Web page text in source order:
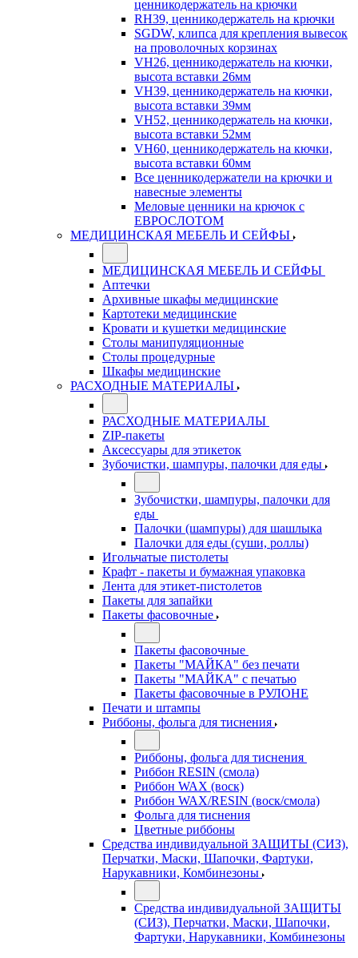
ценникодержатель на крючки
RH39, ценникодержатель на крючки
SGDW, клипса для крепления вывесок
на проволочных корзинах
VH26, ценникодержатель на кючки,
высота вставки 26мм
VH39, ценникодержатель на кючки,
высота вставки 39мм
VH52, ценникодержатель на кючки,
высота вставки 52мм
VH60, ценникодержатель на кючки,
высота вставки 60мм
Все ценникодержатели на крючки и
навесные элементы
Меловые ценники на крючок с
ЕВРОСЛОТОМ
МЕДИЦИНСКАЯ МЕБЕЛЬ И СЕЙФЫ
МЕДИЦИНСКАЯ МЕБЕЛЬ И СЕЙФЫ
Аптечки
Архивные шкафы медицинские
Картотеки медицинские
Кровати и кушетки медицинские
Столы манипуляционные
Столы процедурные
Шкафы медицинские
РАСХОДНЫЕ МАТЕРИАЛЫ
РАСХОДНЫЕ МАТЕРИАЛЫ
ZIP-пакеты
Аксессуары для этикеток
Зубочистки, шампуры, палочки для еды
Зубочистки, шампуры, палочки для
еды
Палочки (шампуры) для шашлыка
Палочки для еды (суши, роллы)
Игольчатые пистолеты
Крафт - пакеты и бумажная упаковка
Лента для этикет-пистолетов
Пакеты для запайки
Пакеты фасовочные
Пакеты фасовочные
Пакеты "МАЙКА" без печати
Пакеты "МАЙКА" с печатью
Пакеты фасовочные в РУЛОНЕ
Печати и штампы
Риббоны, фольга для тиснения
Риббоны, фольга для тиснения
Риббон RESIN (смола)
Риббон WAX (воск)
Риббон WAX/RESIN (воск/смола)
Фольга для тиснения
Цветные риббоны
Средства индивидуальной ЗАЩИТЫ (СИЗ),
Перчатки, Маски, Шапочки, Фартуки,
Нарукавники, Комбинезоны
Средства индивидуальной ЗАЩИТЫ
(СИЗ), Перчатки, Маски, Шапочки,
Фартуки, Нарукавники, Комбинезоны